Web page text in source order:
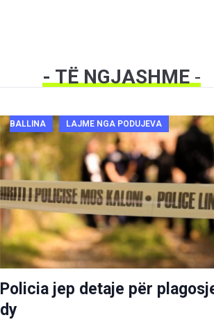
- TË NGJASHME-
BALLINA LAJME NGA PODUJEVA
Policia jep detaje për
dy